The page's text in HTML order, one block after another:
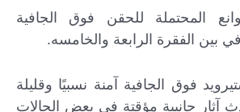
المحتملة للحقن فوق الجافية
بين الفقرة الرابعة والخامسه.
فوق الجافية آمنة نسبيًا وقليلة
آثار جانبية مؤقتة في بعض الحالات